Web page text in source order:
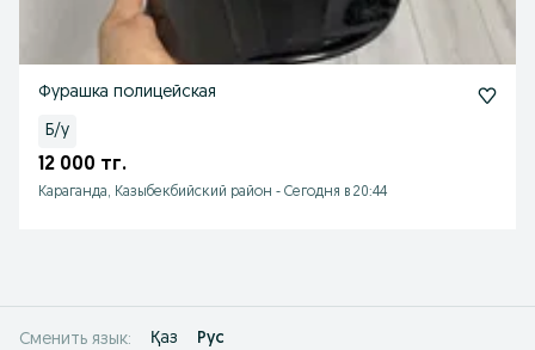
Фурашка полицейская
Б/у
12 000 тг.
Караганда, Казыбекбийский район - Сегодня в 20:44
Сменить язык: Қаз Рус